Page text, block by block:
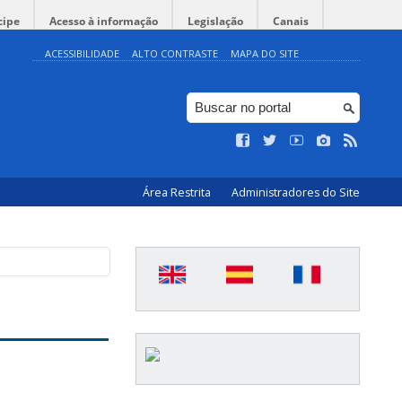
Acesso à informação Legislação Canais
ACESSIBILIDADE ALTO CONTRASTE MAPA DO SITE
Área Restrita Administradores do Site